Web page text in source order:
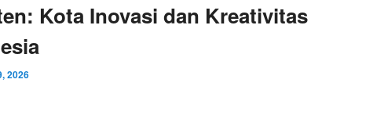
Kota Inovasi dan Kreativitas
2026